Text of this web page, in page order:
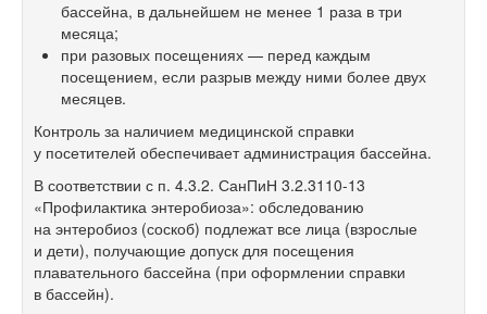
бассейна, в дальнейшем не менее 1 раза в три
месяца;
при разовых посещениях — перед каждым
посещением, если разрыв между ними более двух
месяцев.
Контроль за наличием медицинской справки
у посетителей обеспечивает администрация бассейна.
В соответствии с п. 4.3.2. СанПиН 3.2.3110-13
«Профилактика энтеробиоза»: обследованию
на энтеробиоз (соскоб) подлежат все лица (взрослые
и дети), получающие допуск для посещения
плавательного бассейна (при оформлении справки
в бассейн).